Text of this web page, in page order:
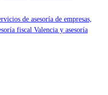
de asesoría de empresas,
fiscal Valencia y asesoría